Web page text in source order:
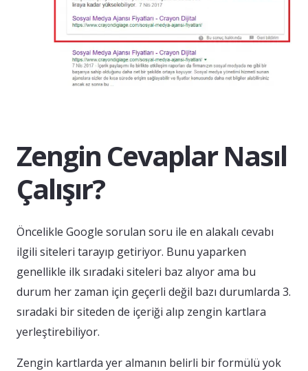
Zengin Cevaplar Nasıl
Çalışır?
Öncelikle Google sorulan soru ile en alakalı cevabı
ilgili siteleri tarayıp getiriyor. Bunu yaparken
genellikle ilk sıradaki siteleri baz alıyor ama bu
durum her zaman için geçerli değil bazı durumlarda 3.
sıradaki bir siteden de içeriği alıp zengin kartlara
yerleştirebiliyor.
Zengin kartlarda yer almanın belirli bir formülü yok